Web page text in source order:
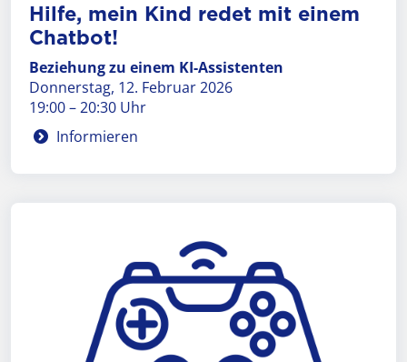
Hilfe, mein Kind redet mit einem
Chatbot!
Beziehung zu einem KI-Assistenten
Donnerstag, 12. Februar 2026
19:00 – 20:30 Uhr
Informieren